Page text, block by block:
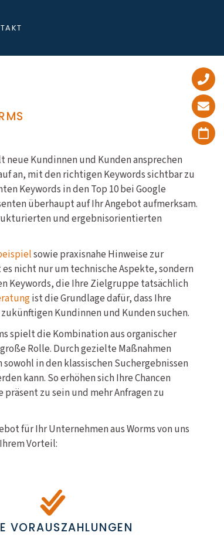
neue Kundinnen und Kunden ansprechen
an, mit den richtigen Keywords sichtbar zu
Keywords in den Top 10 bei Google
überhaupt auf Ihr Angebot aufmerksam.
und ergebnisorientierten
sowie praxisnahe Hinweise zur
es nicht nur um technische Aspekte, sondern
Keywords, die Ihre Zielgruppe tatsächlich
ist die Grundlage dafür, dass Ihre
Kundinnen und Kunden suchen.
spielt die Kombination aus organischer
Rolle. Durch gezielte Maßnahmen
in den klassischen Suchergebnissen
kann. So erhöhen sich Ihre Chancen
zu sein und mehr Anfragen zu
für Ihr Unternehmen aus Worms von uns
Vorteil:
VORAUSZAHLUNGEN